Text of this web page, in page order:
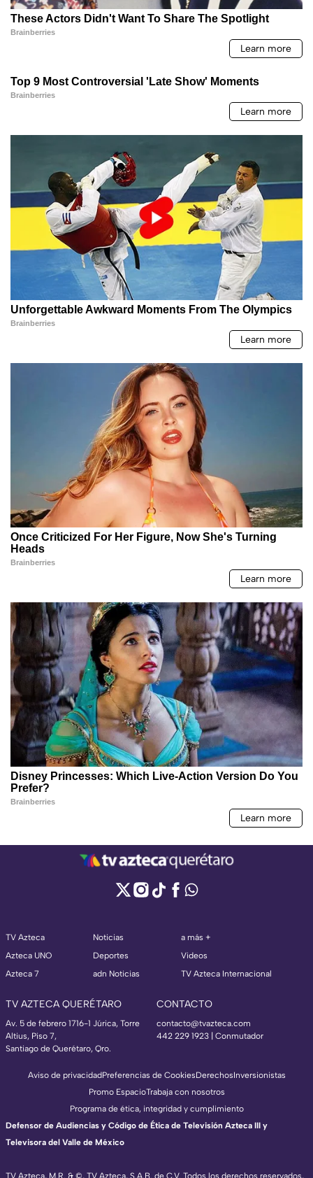
TV Azteca
Azteca UNO
Azteca 7
Noticias
Deportes
adn Noticias
a más +
Videos
TV Azteca Internacional
TV AZTECA QUERÉTARO
Av. 5 de febrero 1716-1 Júrica, Torre
Altius, Piso 7,
Santiago de Querétaro, Qro.
CONTACTO
contacto@tvazteca.com
442 229 1923 | Conmutador
TV Azteca, M.R. & ©, TV Azteca, S.A.B. de C.V. Todos los derechos reservados,
Aviso de privacidadPreferencias de CookiesDerechosInversionistas
Promo EspacioTrabaja con nosotros
Programa de ética, integridad y cumplimiento
Defensor de Audiencias y Código de Ética de Televisión Azteca III y
Televisora del Valle de México